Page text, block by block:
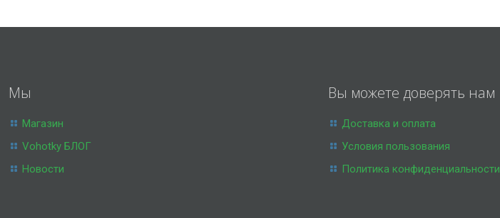
Мы
Магазин
Vohotky БЛОГ
Новости
Вы можете доверять нам
Доставка и оплата
Условия пользования
Политика конфиденциальности